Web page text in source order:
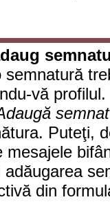
semnatură
vă
Puteţi,
mesajele
din